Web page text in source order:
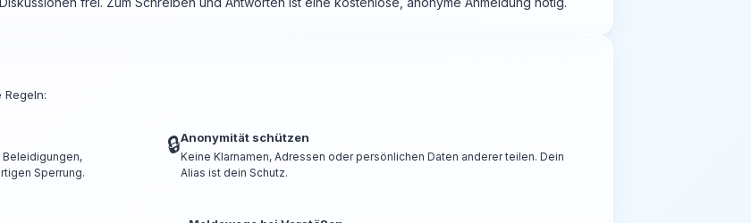
Beleidigungen,
Sperrung.
🔒Anonymität schützen
Keine Klarnamen, Adressen oder persönlichen Daten anderer teilen. Dein
Alias ist dein Schutz.